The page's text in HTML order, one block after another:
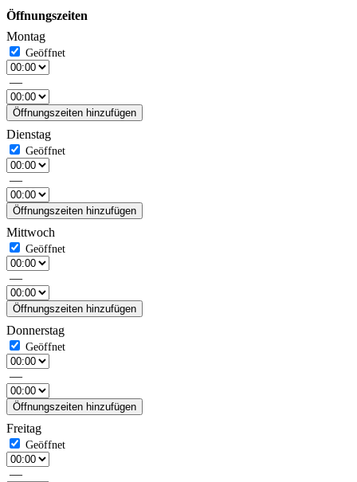
Öffnungszeiten
Montag
—
Öffnungszeiten hinzufügen
Dienstag
—
Öffnungszeiten hinzufügen
Mittwoch
—
Öffnungszeiten hinzufügen
Donnerstag
—
Öffnungszeiten hinzufügen
Freitag
—